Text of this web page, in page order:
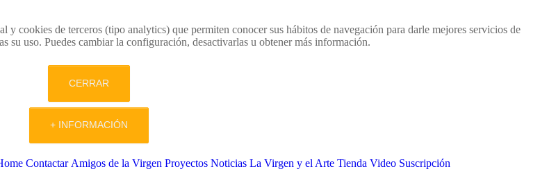
cookies de terceros (tipo analytics) que permiten conocer sus hábitos de navegación para darle mejores servicios de
su uso. Puedes cambiar la configuración, desactivarlas u obtener más información.
CERRAR
+ INFORMACIÓN
Contactar Amigos de la Virgen Proyectos Noticias La Virgen y el Arte Tienda Video Suscripción